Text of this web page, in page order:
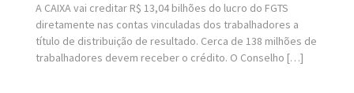
A CAIXA vai creditar R$ 13,04 bilhões do lucro do FGTS
diretamente nas contas vinculadas dos trabalhadores a
título de distribuição de resultado. Cerca de 138 milhões de
trabalhadores devem receber o crédito. O Conselho […]